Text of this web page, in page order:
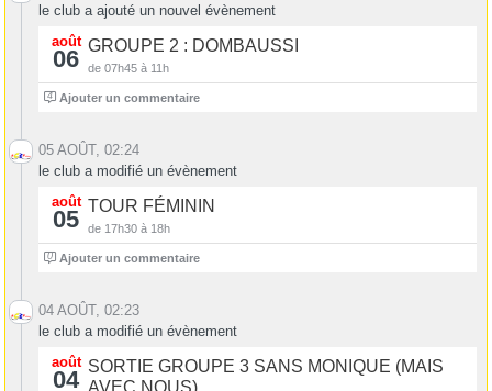
le club a ajouté un nouvel évènement
août
06 GROUPE 2 : DOMBAUSSI
de 07h45 à 11h
4 Ajouter un commentaire
05 AOÛT, 02:24
le club a modifié un évènement
août
05 TOUR FÉMININ
de 17h30 à 18h
0 Ajouter un commentaire
04 AOÛT, 02:23
le club a modifié un évènement
août
04 SORTIE GROUPE 3 SANS MONIQUE (MAIS